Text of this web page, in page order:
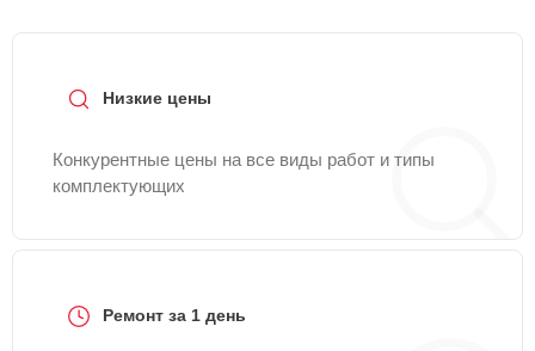
Низкие цены
Конкурентные цены на все виды работ и типы
комплектующих
Ремонт за 1 день